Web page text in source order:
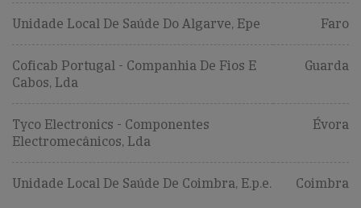
Unidade Local De Saúde Do Algarve, Epe Faro
Coficab Portugal - Companhia De Fios E
Cabos, Lda
Guarda
Tyco Electronics - Componentes
Electromecânicos, Lda
Évora
Unidade Local De Saúde De Coimbra, E.p.e. Coimbra